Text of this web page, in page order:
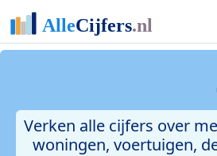
Verken alle cijfers over
woningen, voertuigen,